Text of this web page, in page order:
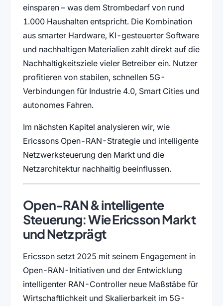
einsparen – was dem Strombedarf von rund
1.000 Haushalten entspricht. Die Kombination
aus smarter Hardware, KI-gesteuerter Software
und nachhaltigen Materialien zahlt direkt auf die
Nachhaltigkeitsziele vieler Betreiber ein. Nutzer
profitieren von stabilen, schnellen 5G-
Verbindungen für Industrie 4.0, Smart Cities und
autonomes Fahren.
Im nächsten Kapitel analysieren wir, wie
Ericssons Open-RAN-Strategie und intelligente
Netzwerksteuerung den Markt und die
Netzarchitektur nachhaltig beeinflussen.
Open-RAN & intelligente
Steuerung: Wie Ericsson Markt
und Netz prägt
Ericsson setzt 2025 mit seinem Engagement in
Open-RAN-Initiativen und der Entwicklung
intelligenter RAN-Controller neue Maßstäbe für
Wirtschaftlichkeit und Skalierbarkeit im 5G-